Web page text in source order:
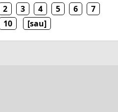
2 3 4 5 6
7
10 [sau]